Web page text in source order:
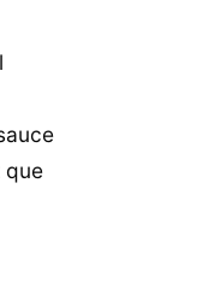
que